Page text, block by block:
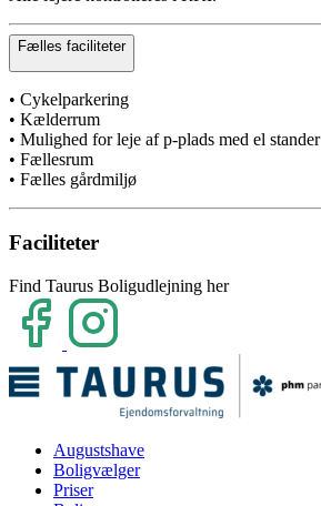
Fælles faciliteter
• Cykelparkering
• Kælderrum
• Mulighed for leje af p-plads med el stander
• Fællesrum
• Fælles gårdmiljø
Faciliteter
Find Taurus Boligudlejning her
Augustshave
Boligvælger
Priser